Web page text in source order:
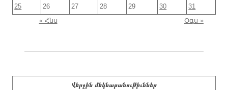
25 26 27 28 29 30
31
« Հնս
Օգս »
Վերջին մեկնաբանութիւններ